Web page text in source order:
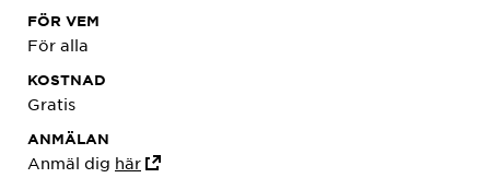
FÖR VEM
För alla
KOSTNAD
Gratis
ANMÄLAN
Anmäl dig här